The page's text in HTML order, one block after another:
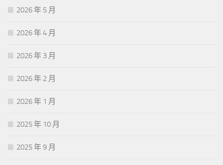
2026 年 5 月
2026 年 4 月
2026 年 3 月
2026 年 2 月
2026 年 1 月
2025 年 10 月
2025 年 9 月